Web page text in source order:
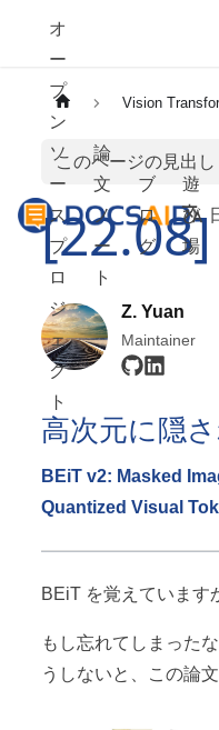
オ
ー
プ
ン
ソ
ー
ス
プ
ロ
ジ
ェ
ク
ト
論
文
ノ
ー
ト
ブ
ロ
グ
遊
び
場
Vision
このページの見出し
Z. Yuan
Maintainer
高次元に隠
BEiT v2: Masked
Quantized Visual
BEiT を覚えています
もし忘れてしまった
うしないと、この論